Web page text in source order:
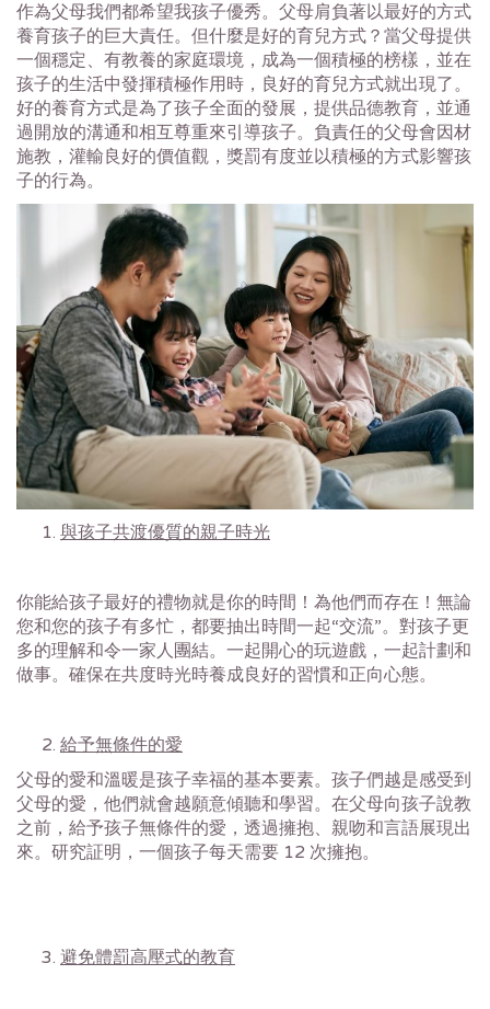
作為父母我們都希望我孩子優秀。父母肩負著以最好的方式
養育孩子的巨大責任。但什麼是好的育兒方式？當父母提供
一個穩定、有教養的家庭環境，成為一個積極的榜樣，並在
孩子的生活中發揮積極作用時，良好的育兒方式就出現了。
好的養育方式是為了孩子全面的發展，提供品德教育，並通
過開放的溝通和相互尊重來引導孩子。負責任的父母會因材
施教，灌輸良好的價值觀，獎罰有度並以積極的方式影響孩
子的行為。
與孩子共渡優質的親子時光
你能給孩子最好的禮物就是你的時間！為他們而存在！無論
您和您的孩子有多忙，都要抽出時間一起“交流”。對孩子更
多的理解和令一家人團結。一起開心的玩遊戲，一起計劃和
做事。確保在共度時光時養成良好的習慣和正向心態。
給予無條件的愛
父母的愛和溫暖是孩子幸福的基本要素。孩子們越是感受到
父母的愛，他們就會越願意傾聽和學習。在父母向孩子說教
之前，給予孩子無條件的愛，透過擁抱、親吻和言語展現出
來。研究証明，一個孩子每天需要 12 次擁抱。
避免體罰高壓式的教育